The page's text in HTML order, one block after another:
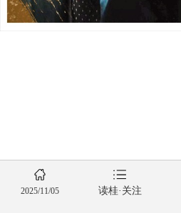
2025/11/05 读桂·关注